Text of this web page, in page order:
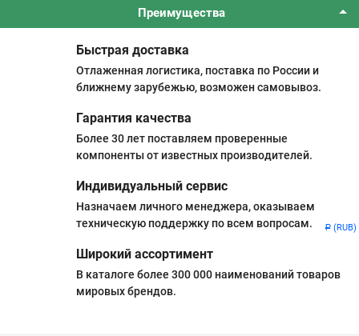
Р (RUB)
Преимущества
Быстрая доставка
Отлаженная логистика, поставка по России и
ближнему зарубежью, возможен самовывоз.
Гарантия качества
Более 30 лет поставляем проверенные
компоненты от известных производителей.
Индивидуальный сервис
Назначаем личного менеджера, оказываем
техническую поддержку по всем вопросам.
Широкий ассортимент
В каталоге более 300 000 наименований товаров
мировых брендов.